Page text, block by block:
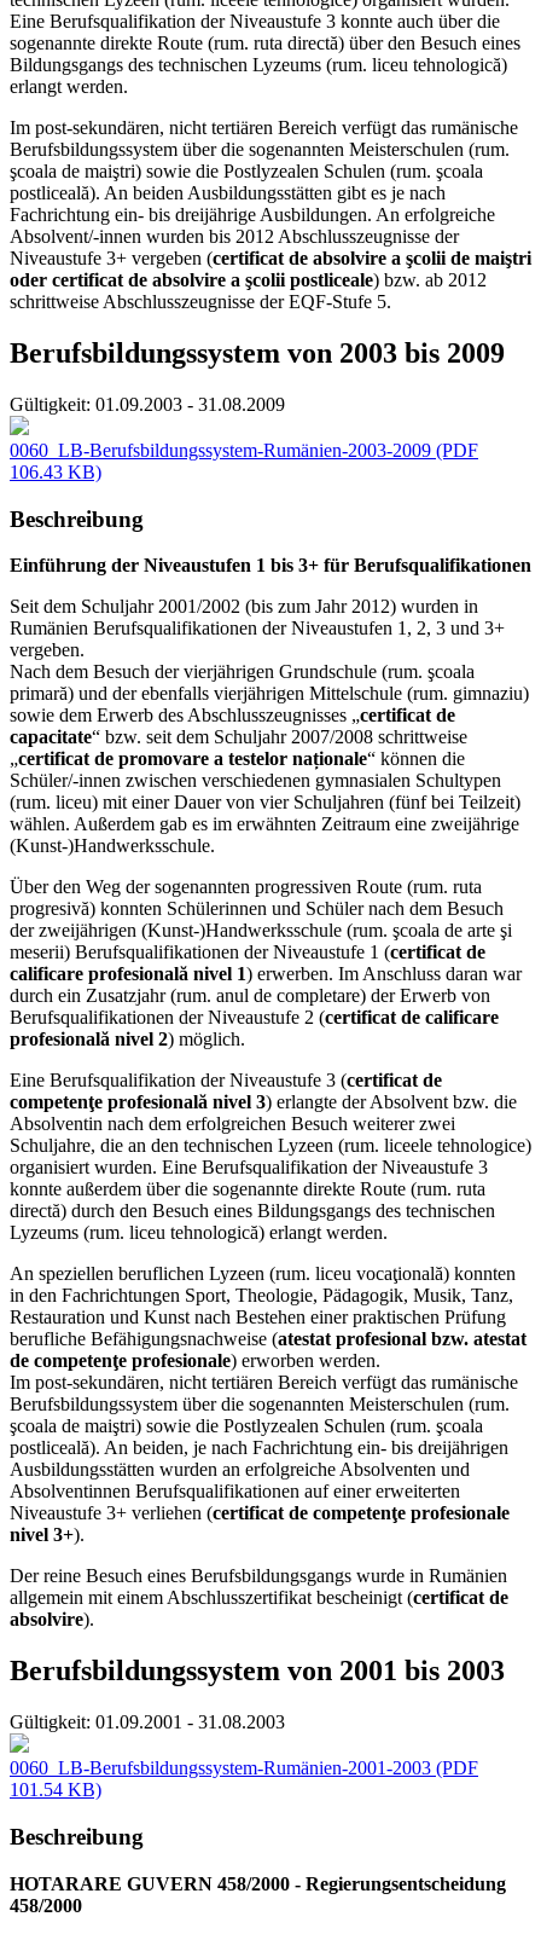
Eine Berufsqualifikation der Niveaustufe 3 konnte auch über die
sogenannte direkte Route (rum. ruta directă) über den Besuch eines
Bildungsgangs des technischen Lyzeums (rum. liceu tehnologică)
erlangt werden.
Im post-sekundären, nicht tertiären Bereich verfügt das rumänische
Berufsbildungssystem über die sogenannten Meisterschulen (rum.
şcoala de maiştri) sowie die Postlyzealen Schulen (rum. şcoala
postliceală). An beiden Ausbildungsstätten gibt es je nach
Fachrichtung ein- bis dreijährige Ausbildungen. An erfolgreiche
Absolvent/-innen wurden bis 2012 Abschlusszeugnisse der
Niveaustufe 3+ vergeben (certificat de absolvire a şcolii de maiştri
oder certificat de absolvire a şcolii postliceale) bzw. ab 2012
schrittweise Abschlusszeugnisse der EQF-Stufe 5.
Berufsbildungssystem von 2003 bis 2009
Gültigkeit: 01.09.2003 - 31.08.2009
0060_LB-Berufsbildungssystem-Rumänien-2003-2009 (PDF
106.43 KB)
Beschreibung
Einführung der Niveaustufen 1 bis 3+ für Berufsqualifikationen
Seit dem Schuljahr 2001/2002 (bis zum Jahr 2012) wurden in
Rumänien Berufsqualifikationen der Niveaustufen 1, 2, 3 und 3+
vergeben.
Nach dem Besuch der vierjährigen Grundschule (rum. şcoala
primară) und der ebenfalls vierjährigen Mittelschule (rum. gimnaziu)
sowie dem Erwerb des Abschlusszeugnisses „certificat de
capacitate“ bzw. seit dem Schuljahr 2007/2008 schrittweise
„certificat de promovare a testelor naționale“ können die
Schüler/-innen zwischen verschiedenen gymnasialen Schultypen
(rum. liceu) mit einer Dauer von vier Schuljahren (fünf bei Teilzeit)
wählen. Außerdem gab es im erwähnten Zeitraum eine zweijährige
(Kunst-)Handwerksschule.
Über den Weg der sogenannten progressiven Route (rum. ruta
progresivă) konnten Schülerinnen und Schüler nach dem Besuch
der zweijährigen (Kunst-)Handwerksschule (rum. şcoala de arte şi
meserii) Berufsqualifikationen der Niveaustufe 1 (certificat de
calificare profesională nivel 1) erwerben. Im Anschluss daran war
durch ein Zusatzjahr (rum. anul de completare) der Erwerb von
Berufsqualifikationen der Niveaustufe 2 (certificat de calificare
profesională nivel 2) möglich.
Eine Berufsqualifikation der Niveaustufe 3 (certificat de
competenţe profesională nivel 3) erlangte der Absolvent bzw. die
Absolventin nach dem erfolgreichen Besuch weiterer zwei
Schuljahre, die an den technischen Lyzeen (rum. liceele tehnologice)
organisiert wurden. Eine Berufsqualifikation der Niveaustufe 3
konnte außerdem über die sogenannte direkte Route (rum. ruta
directă) durch den Besuch eines Bildungsgangs des technischen
Lyzeums (rum. liceu tehnologică) erlangt werden.
An speziellen beruflichen Lyzeen (rum. liceu vocaţională) konnten
in den Fachrichtungen Sport, Theologie, Pädagogik, Musik, Tanz,
Restauration und Kunst nach Bestehen einer praktischen Prüfung
berufliche Befähigungsnachweise (atestat profesional bzw. atestat
de competenţe profesionale) erworben werden.
Im post-sekundären, nicht tertiären Bereich verfügt das rumänische
Berufsbildungssystem über die sogenannten Meisterschulen (rum.
şcoala de maiştri) sowie die Postlyzealen Schulen (rum. şcoala
postliceală). An beiden, je nach Fachrichtung ein- bis dreijährigen
Ausbildungsstätten wurden an erfolgreiche Absolventen und
Absolventinnen Berufsqualifikationen auf einer erweiterten
Niveaustufe 3+ verliehen (certificat de competenţe profesionale
nivel 3+).
Der reine Besuch eines Berufsbildungsgangs wurde in Rumänien
allgemein mit einem Abschlusszertifikat bescheinigt (certificat de
absolvire).
Berufsbildungssystem von 2001 bis 2003
Gültigkeit: 01.09.2001 - 31.08.2003
0060_LB-Berufsbildungssystem-Rumänien-2001-2003 (PDF
101.54 KB)
Beschreibung
HOTARARE GUVERN 458/2000 - Regierungsentscheidung
458/2000